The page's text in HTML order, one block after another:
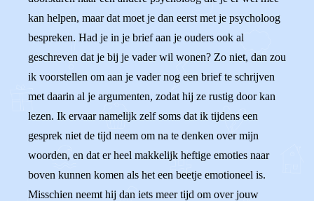
kan helpen, maar dat moet je dan eerst met je psycholoog
bespreken. Had je in je brief aan je ouders ook al
geschreven dat je bij je vader wil wonen? Zo niet, dan zou
ik voorstellen om aan je vader nog een brief te schrijven
met daarin al je argumenten, zodat hij ze rustig door kan
lezen. Ik ervaar namelijk zelf soms dat ik tijdens een
gesprek niet de tijd neem om na te denken over mijn
woorden, en dat er heel makkelijk heftige emoties naar
boven kunnen komen als het een beetje emotioneel is.
Misschien neemt hij dan iets meer tijd om over jouw